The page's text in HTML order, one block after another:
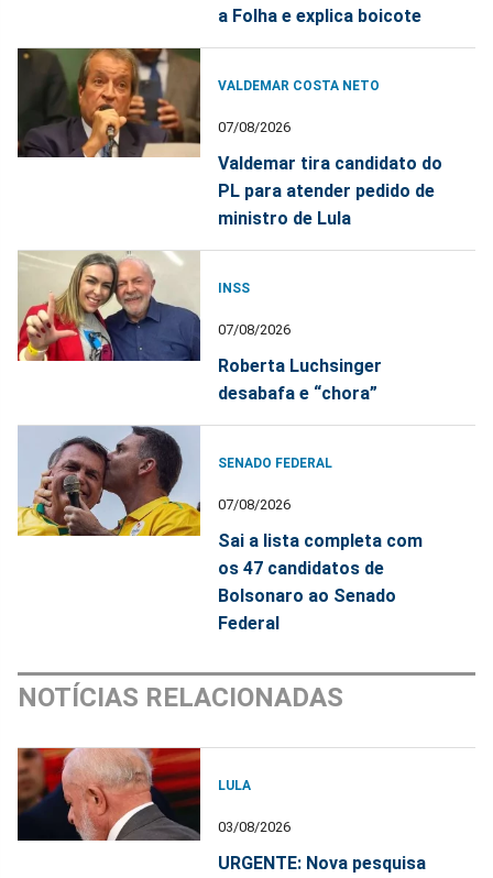
a Folha e explica boicote
VALDEMAR COSTA NETO
07/08/2026
Valdemar tira candidato do
PL para atender pedido de
ministro de Lula
INSS
07/08/2026
Roberta Luchsinger
desabafa e “chora”
SENADO FEDERAL
07/08/2026
Sai a lista completa com
os 47 candidatos de
Bolsonaro ao Senado
Federal
NOTÍCIAS RELACIONADAS
LULA
03/08/2026
URGENTE: Nova pesquisa